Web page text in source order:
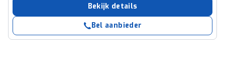
Bekijk details
Bel aanbieder